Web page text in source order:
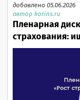
добавлено 05.06.2026
автор korins.ru
Пленарная
страхования: